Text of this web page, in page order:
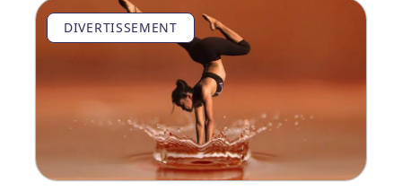
DIVERTISSEMENT